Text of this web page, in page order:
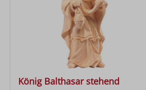
König Balthasar stehend